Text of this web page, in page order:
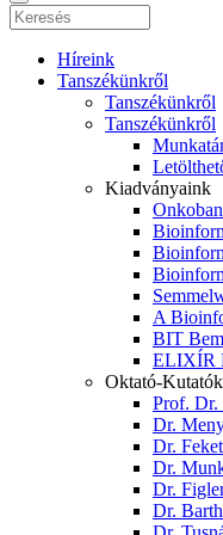
Híreink
Tanszékünkről
Tanszékünkről
Tanszékünkről
Kiadványaink
A
BIT
ELIXÍR
Oktató-Kutatók
Prof.
Dr.
Dr.
Dr.
Dr.
Dr.